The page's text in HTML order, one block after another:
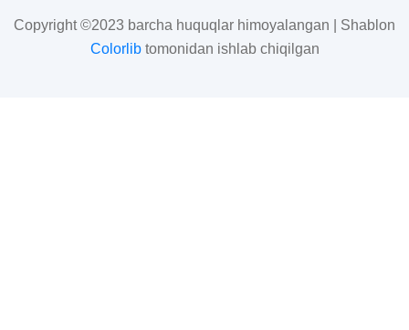
Copyright ©2023 barcha huquqlar himoyalangan | Shablon
Colorlibtomonidan ishlab chiqilgan